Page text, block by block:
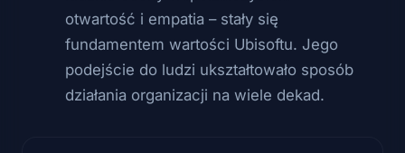
otwartość i empatia – stały się
fundamentem wartości Ubisoftu. Jego
podejście do ludzi ukształtowało sposób
działania organizacji na wiele dekad.